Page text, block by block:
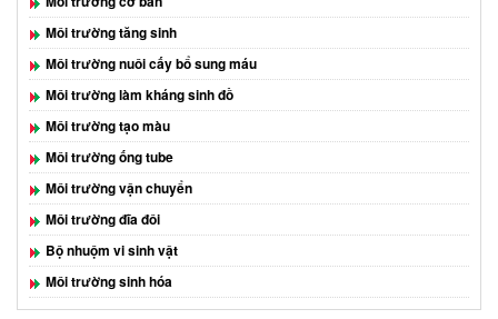
Môi trường tăng sinh
Môi trường nuôi cấy bổ sung máu
Môi trường làm kháng sinh đồ
Môi trường tạo màu
Môi trường ống tube
Môi trường vận chuyển
Môi trường đĩa đôi
Bộ nhuộm vi sinh vật
Môi trường sinh hóa